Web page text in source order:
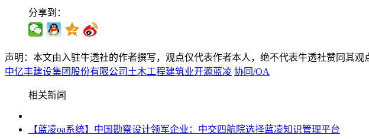
分享到：
声明：本文由入驻牛透社的作者撰写，观点仅代表作者本人，绝不代表牛透社赞同其观
中亿丰建设集团股份有限公司 土木工程建筑业开源蓝凌 协同/OA
相关新闻
【蓝凌oa系统】中国勘察设计领军企业：中交四航院选择蓝凌知识管理平台